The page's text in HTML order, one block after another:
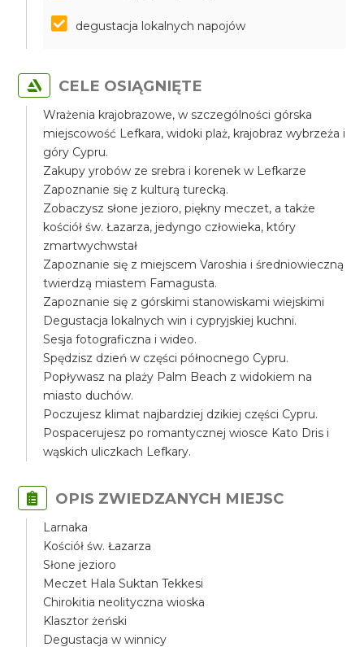
degustacja lokalnych napojów
CELE OSIĄGNIĘTE
Wrażenia krajobrazowe, w szczególności górska
miejscowość Lefkara, widoki plaż, krajobraz wybrzeża i
góry Cypru.
Zakupy yrobów ze srebra i korenek w Lefkarze
Zapoznanie się z kulturą turecką.
Zobaczysz słone jezioro, piękny meczet, a także
kościół św. Łazarza, jedyngo człowieka, który
zmartwychwstał
Zapoznanie się z miejscem Varoshia i średniowieczną
twierdzą miastem Famagusta.
Zapoznanie się z górskimi stanowiskami wiejskimi
Degustacja lokalnych win i cypryjskiej kuchni.
Sesja fotograficzna i wideo.
Spędzisz dzień w części północnego Cypru.
Popływasz na plaży Palm Beach z widokiem na
miasto duchów.
Poczujesz klimat najbardziej dzikiej części Cypru.
Pospacerujesz po romantycznej wiosce Kato Dris i
wąskich uliczkach Lefkary.
OPIS ZWIEDZANYCH MIEJSC
Larnaka
Kościół św. Łazarza
Słone jezioro
Meczet Hala Suktan Tekkesi
Chirokitia neolityczna wioska
Klasztor żeński
Degustacja w winnicy